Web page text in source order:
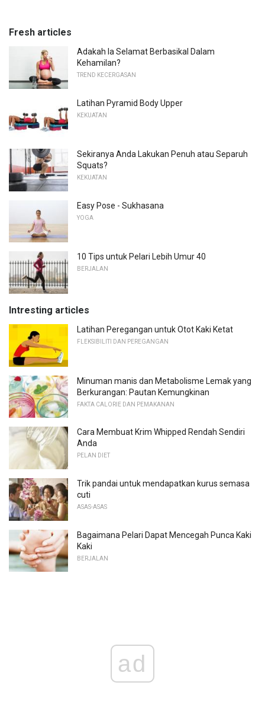
Fresh articles
Adakah Ia Selamat Berbasikal Dalam
Kehamilan?
TREND KECERGASAN
Latihan Pyramid Body Upper
KEKUATAN
Sekiranya Anda Lakukan Penuh atau Separuh
Squats?
KEKUATAN
Easy Pose - Sukhasana
YOGA
10 Tips untuk Pelari Lebih Umur 40
BERJALAN
Intresting articles
Latihan Peregangan untuk Otot Kaki Ketat
FLEKSIBILITI DAN PEREGANGAN
Minuman manis dan Metabolisme Lemak yang
Berkurangan: Pautan Kemungkinan
FAKTA CALORIE DAN PEMAKANAN
Cara Membuat Krim Whipped Rendah Sendiri
Anda
PELAN DIET
Trik pandai untuk mendapatkan kurus semasa
cuti
ASAS-ASAS
Bagaimana Pelari Dapat Mencegah Punca Kaki
Kaki
BERJALAN
ad